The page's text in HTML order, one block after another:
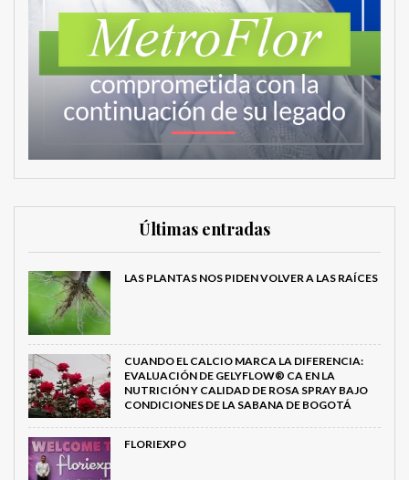
Últimas entradas
LAS PLANTAS NOS PIDEN VOLVER A LAS RAÍCES
CUANDO EL CALCIO MARCA LA DIFERENCIA:
EVALUACIÓN DE GELYFLOW® CA EN LA
NUTRICIÓN Y CALIDAD DE ROSA SPRAY BAJO
CONDICIONES DE LA SABANA DE BOGOTÁ
FLORIEXPO